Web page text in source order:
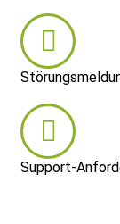
Support-